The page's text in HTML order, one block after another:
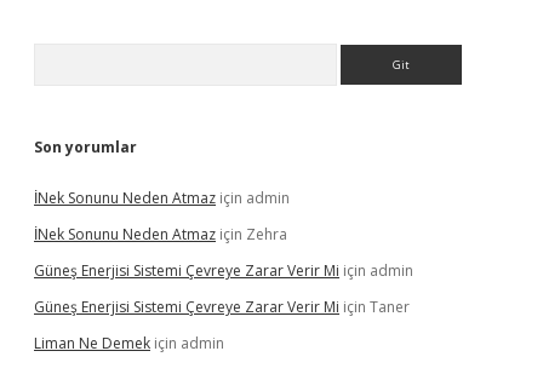
Son yorumlar
İNek Sonunu Neden Atmaz için admin
İNek Sonunu Neden Atmaz için Zehra
Güneş Enerjisi Sistemi Çevreye Zarar Verir Mi için admin
Güneş Enerjisi Sistemi Çevreye Zarar Verir Mi için Taner
Liman Ne Demek için admin